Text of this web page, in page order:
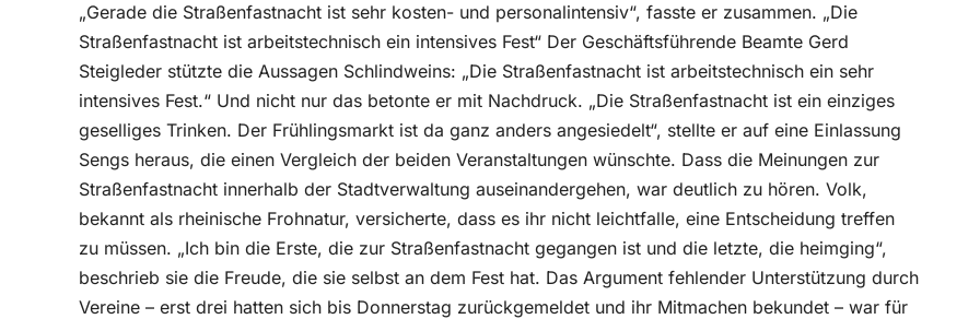
„Gerade die Straßenfastnacht ist sehr kosten- und personalintensiv“, fasste er zusammen. „Die
Straßenfastnacht ist arbeitstechnisch ein intensives Fest“ Der Geschäftsführende Beamte Gerd
Steigleder stützte die Aussagen Schlindweins: „Die Straßenfastnacht ist arbeitstechnisch ein sehr
intensives Fest.“ Und nicht nur das betonte er mit Nachdruck. „Die Straßenfastnacht ist ein einziges
geselliges Trinken. Der Frühlingsmarkt ist da ganz anders angesiedelt“, stellte er auf eine Einlassung
Sengs heraus, die einen Vergleich der beiden Veranstaltungen wünschte. Dass die Meinungen zur
Straßenfastnacht innerhalb der Stadtverwaltung auseinandergehen, war deutlich zu hören. Volk,
bekannt als rheinische Frohnatur, versicherte, dass es ihr nicht leichtfalle, eine Entscheidung treffen
zu müssen. „Ich bin die Erste, die zur Straßenfastnacht gegangen ist und die letzte, die heimging“,
beschrieb sie die Freude, die sie selbst an dem Fest hat. Das Argument fehlender Unterstützung durch
Vereine – erst drei hatten sich bis Donnerstag zurückgemeldet und ihr Mitmachen bekundet – war für